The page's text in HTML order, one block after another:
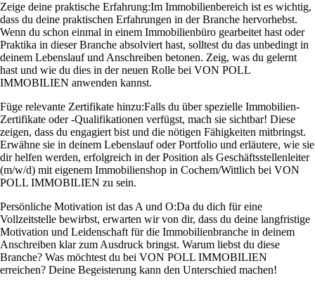
Zeige deine praktische Erfahrung:Im Immobilienbereich ist es wichtig,
dass du deine praktischen Erfahrungen in der Branche hervorhebst.
Wenn du schon einmal in einem Immobilienbüro gearbeitet hast oder
Praktika in dieser Branche absolviert hast, solltest du das unbedingt in
deinem Lebenslauf und Anschreiben betonen. Zeig, was du gelernt
hast und wie du dies in der neuen Rolle bei VON POLL
IMMOBILIEN anwenden kannst.
Füge relevante Zertifikate hinzu:Falls du über spezielle Immobilien-
Zertifikate oder -Qualifikationen verfügst, mach sie sichtbar! Diese
zeigen, dass du engagiert bist und die nötigen Fähigkeiten mitbringst.
Erwähne sie in deinem Lebenslauf oder Portfolio und erläutere, wie sie
dir helfen werden, erfolgreich in der Position als Geschäftsstellenleiter
(m/w/d) mit eigenem Immobilienshop in Cochem/Wittlich bei VON
POLL IMMOBILIEN zu sein.
Persönliche Motivation ist das A und O:Da du dich für eine
Vollzeitstelle bewirbst, erwarten wir von dir, dass du deine langfristige
Motivation und Leidenschaft für die Immobilienbranche in deinem
Anschreiben klar zum Ausdruck bringst. Warum liebst du diese
Branche? Was möchtest du bei VON POLL IMMOBILIEN
erreichen? Deine Begeisterung kann den Unterschied machen!